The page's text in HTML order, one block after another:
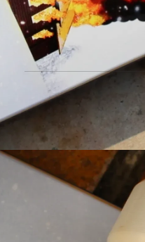
و بهینه برای حرکت‌های